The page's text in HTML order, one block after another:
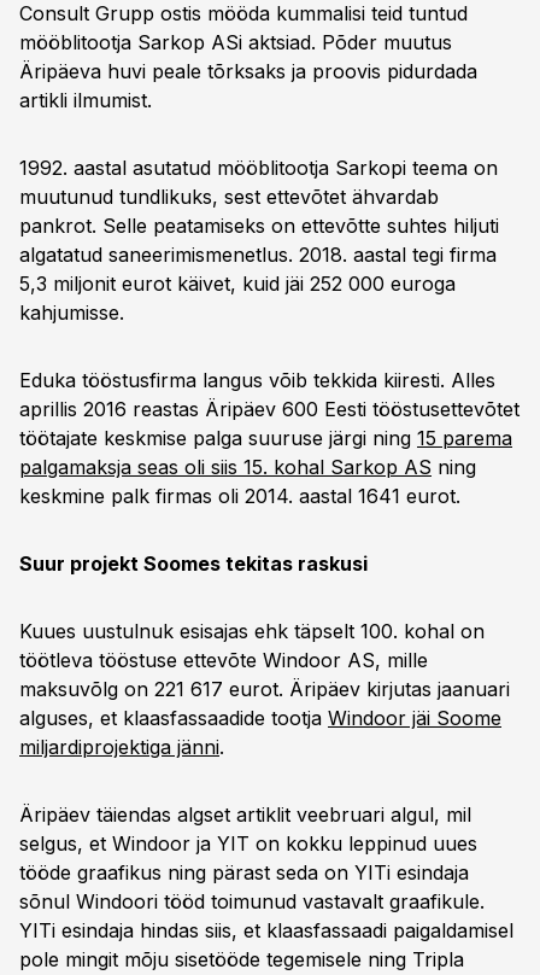
Consult Grupp ostis mööda kummalisi teid tuntud
mööblitootja Sarkop ASi aktsiad. Põder muutus
Äripäeva huvi peale tõrksaks ja proovis pidurdada
artikli ilmumist.
1992. aastal asutatud mööblitootja Sarkopi teema on
muutunud tundlikuks, sest ettevõtet ähvardab
pankrot. Selle peatamiseks on ettevõtte suhtes hiljuti
algatatud saneerimismenetlus. 2018. aastal tegi firma
5,3 miljonit eurot käivet, kuid jäi 252 000 euroga
kahjumisse.
Eduka tööstusfirma langus võib tekkida kiiresti. Alles
aprillis 2016 reastas Äripäev 600 Eesti tööstusettevõtet
töötajate keskmise palga suuruse järgi ning 15 parema
palgamaksja seas oli siis 15. kohal Sarkop AS ning
keskmine palk firmas oli 2014. aastal 1641 eurot.
Suur projekt Soomes tekitas raskusi
Kuues uustulnuk esisajas ehk täpselt 100. kohal on
töötleva tööstuse ettevõte Windoor AS, mille
maksuvõlg on 221 617 eurot. Äripäev kirjutas jaanuari
alguses, et klaasfassaadide tootja Windoor jäi Soome
miljardiprojektiga jänni.
Äripäev täiendas algset artiklit veebruari algul, mil
selgus, et Windoor ja YIT on kokku leppinud uues
tööde graafikus ning pärast seda on YITi esindaja
sõnul Windoori tööd toimunud vastavalt graafikule.
YITi esindaja hindas siis, et klaasfassaadi paigaldamisel
pole mingit mõju sisetööde tegemisele ning Tripla